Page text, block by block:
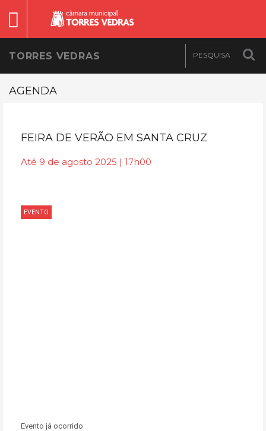
TORRES VEDRAS
AGENDA
FEIRA DE VERÃO EM SANTA CRUZ
Até 9 de agosto 2025 | 17h00
EVENTO
Evento já ocorrido